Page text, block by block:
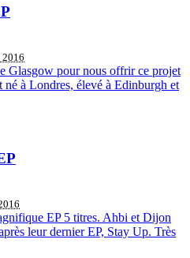
2016
Glasgow pour nous offrir ce projet
à Londres, élevé à Edinburgh et
EP 5 titres. Ahbi et Dijon
leur dernier EP, Stay Up. Très